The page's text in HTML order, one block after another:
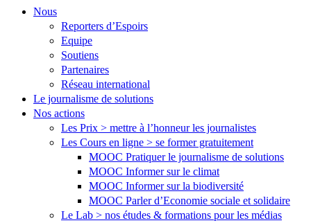
Close
Nous
Reporters d’Espoirs
Equipe
Soutiens
Partenaires
Réseau international
Le journalisme de solutions
Nos actions
Les Prix > mettre à l’honneur les journalistes
Les Cours en ligne > se former gratuitement
MOOC Pratiquer le journalisme de solutions
MOOC Informer sur le climat
MOOC Informer sur la biodiversité
MOOC Parler d’Economie sociale et solidaire
Le Lab > nos études & formations pour les médias